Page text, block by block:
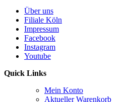
Über uns
Filiale Köln
Impressum
Facebook
Instagram
Youtube
Quick Links
Mein Konto
Aktueller Warenkorb